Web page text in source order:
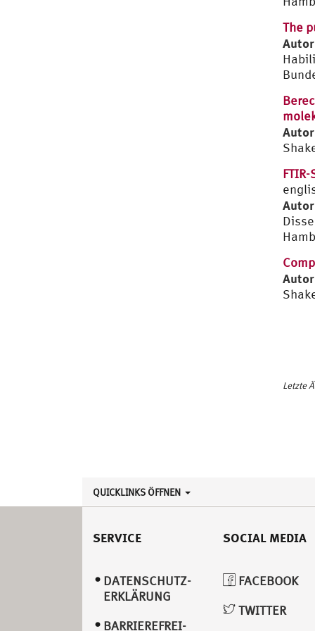
The
Letzte
QUICKLINKS ÖFFNEN
SERVICE
DATENSCHUTZ­
ERKLÄRUNG
BARRIEREFREI­
SOCIAL MEDIA
FACEBOOK
TWITTER